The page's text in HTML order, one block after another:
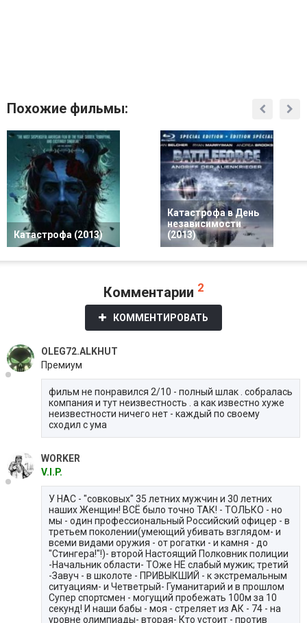
Похожие фильмы:
Катастрофа (2013)
Катастрофа в День
независимости
(2013)
Комментарии 2
КОММЕНТИРОВАТЬ
OLEG72.ALKHUT
Премиум
фильм не понравился 2/10 - полный шлак . собралась
компания и тут неизвестность . а как известно хуже
неизвестности ничего нет - каждый по своему
сходил с ума
WORKER
V.I.P.
У НАС - "совковых" 35 летних мужчин и 30 летних
наших Женщин! ВСЁ было точно ТАК! - ТОЛЬКО - но
мы - один профессиональный Российский офицер - в
третьем поколении(умеющий убивать взглядом- и
всеми видами оружия - от рогатки - и камня - до
"Стингера!"!)- второй Настоящий Полковник полиции
-Начальник области- ТОже НЕ слабый мужик; третий
-Завуч - в школоте - ПРИВЫКШИЙ - к экстремальным
ситуациям- и Четветрый- Гуманитарий и в прошлом
Супер спортсмен - могущий пробежать 100м за 10
секунд! И наши бабы - моя - стреляет из АК - 74 - на
уровне олимпиады- вторая- Кто устоит - против